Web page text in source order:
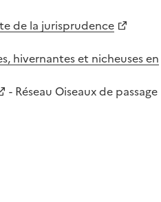
de la jurisprudence
hivernantes et nicheuses en
- Réseau Oiseaux de passage